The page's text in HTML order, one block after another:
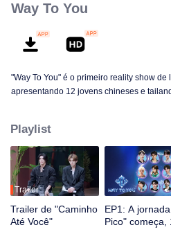
Way To You
"Way To You" é o primeiro reality show de
apresentando 12 jovens chineses e
múltiplas plataformas. Os espectadores
desenvolvimento dos ídolos por meio de
a jornada desde o primeiro encontro até
popular, com a melhor química,
Playlist
Trailer
Trailer de "Caminho
Até Você"
EP1: A
Pico" começa,